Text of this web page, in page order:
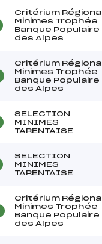
Critérium Régional
Minimes Trophée
Banque Populaire
des Alpes
Critérium Régional
Minimes Trophée
Banque Populaire
des Alpes
SELECTION
MINIMES
TARENTAISE
SELECTION
MINIMES
TARENTAISE
Critérium Régional
Minimes Trophée
Banque Populaire
des Alpes